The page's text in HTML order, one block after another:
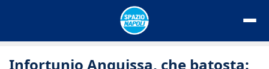
Infortunio Anguissa, che batosta: